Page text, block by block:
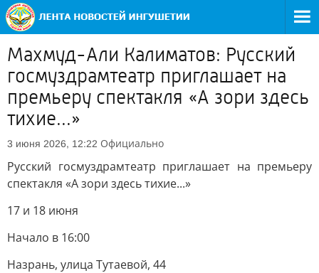
Махмуд-Али Калиматов: Русский
госмуздрамтеатр приглашает на
премьеру спектакля «А зори здесь
тихие...»
3 июня 2026, 12:22 Официально
Русский госмуздрамтеатр приглашает на премьеру
спектакля «А зори здесь тихие...»
17 и 18 июня
Начало в 16:00
Назрань, улица Тутаевой, 44